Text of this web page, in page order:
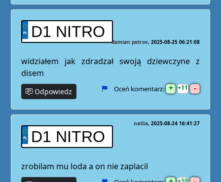
D1 NITRO
damian petrov 2025-08-25 06:21:08
widziałem jak zdradzał swoją dziewczyne z
disem
Odpowiedz Oceń komentarz: + 11 -
D1 NITRO
natlia 2025-08-24 16:41:27
zrobilam mu loda a on nie zaplacil